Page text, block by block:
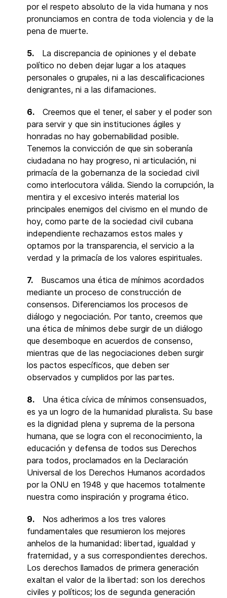
por el respeto absoluto de la vida humana y nos
pronunciamos en contra de toda violencia y de la
pena de muerte.
5. La discrepancia de opiniones y el debate
político no deben dejar lugar a los ataques
personales o grupales, ni a las descalificaciones
denigrantes, ni a las difamaciones.
6.Creemos que el tener, el saber y el poder son
para servir y que sin instituciones ágiles y
honradas no hay gobernabilidad posible.
Tenemos la convicción de que sin soberanía
ciudadana no hay progreso, ni articulación, ni
primacía de la gobernanza de la sociedad civil
como interlocutora válida. Siendo la corrupción, la
mentira y el excesivo interés material los
principales enemigos del civismo en el mundo de
hoy, como parte de la sociedad civil cubana
independiente rechazamos estos males y
optamos por la transparencia, el servicio a la
verdad y la primacía de los valores espirituales.
7. Buscamos una ética de mínimos acordados
mediante un proceso de construcción de
consensos. Diferenciamos los procesos de
diálogo y negociación. Por tanto, creemos que
una ética de mínimos debe surgir de un diálogo
que desemboque en acuerdos de consenso,
mientras que de las negociaciones deben surgir
los pactos específicos, que deben ser
observados y cumplidos por las partes.
8. Una ética cívica de mínimos consensuados,
es ya un logro de la humanidad pluralista. Su base
es la dignidad plena y suprema de la persona
humana, que se logra con el reconocimiento, la
educación y defensa de todos sus Derechos
para todos, proclamados en la Declaración
Universal de los Derechos Humanos acordados
por la ONU en 1948 y que hacemos totalmente
nuestra como inspiración y programa ético.
9. Nos adherimos a los tres valores
fundamentales que resumieron los mejores
anhelos de la humanidad: libertad, igualdad y
fraternidad, y a sus correspondientes derechos.
Los derechos llamados de primera generación
exaltan el valor de la libertad: son los derechos
civiles y políticos; los de segunda generación